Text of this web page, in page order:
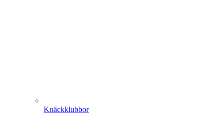
Knäckklubbor